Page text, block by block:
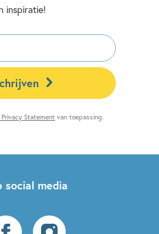
inspiratie!
Privacy Statement van toepassing.
social media